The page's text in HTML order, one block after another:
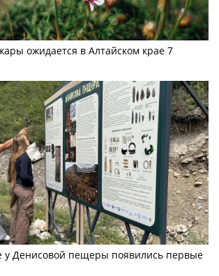
ожидается в Алтайском крае 7
у Денисовой пещеры появились первые